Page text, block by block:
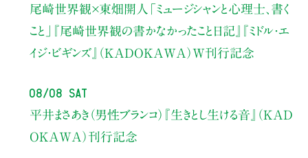
尾崎世界観×東畑開人
「ミュージシャンと心理士、書く
こと」
『尾崎世界観の書かなかったこと日記』『ミドル・エ
イジ・ビギンズ』（KADOKAWA）W刊行記念
08/08 Sat
平井まさあき（男性ブランコ） 『生きとし生ける音』（KAD
OKAWA）刊行記念